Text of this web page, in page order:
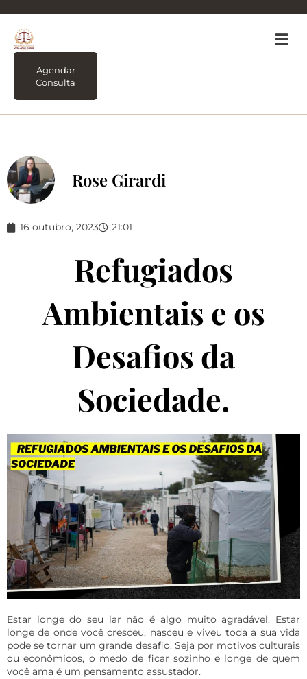
Agendar
Consulta
Rose Girardi
16 outubro, 2023 21:01
Refugiados
Ambientais e os
Desafios da
Sociedade.
Estar longe do seu lar não é algo muito agradável. Estar
longe de onde você cresceu, nasceu e viveu toda a sua vida
pode se tornar um grande desafio. Seja por motivos culturais
ou econômicos, o medo de ficar sozinho e longe de quem
você ama é um pensamento assustador.